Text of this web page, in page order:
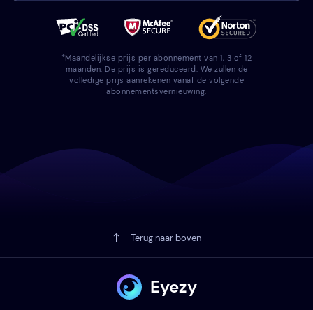
*Maandelijkse prijs per abonnement van 1, 3 of 12
maanden. De prijs is gereduceerd. We zullen de
volledige prijs aanrekenen vanaf de volgende
abonnementsvernieuwing.
Terug naar boven
Eyezy